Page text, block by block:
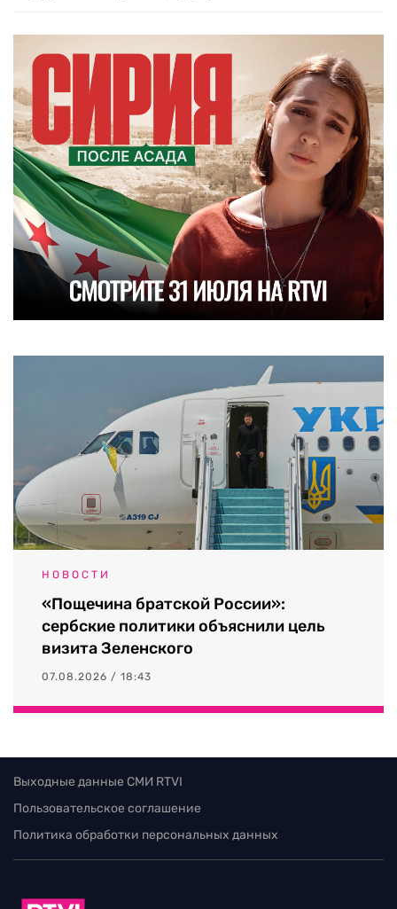
НОВОСТИ
«Пощечина братской России»:
сербские политики объяснили цель
визита Зеленского
07.08.2026 / 18:43
Выходные данные СМИ RTVI
Пользовательское соглашение
Политика обработки персональных данных